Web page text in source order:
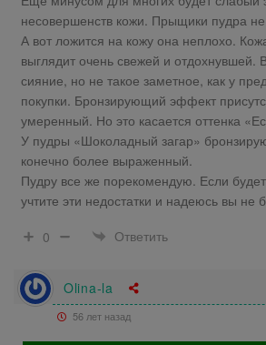
несовершенств кожи. Прыщики пудра не
А вот ложится на кожу она неплохо.
выглядит очень свежей и отдохнувшей.
сияние, но не такое заметное, как у
покупки. Бронзирующий эффект
умеренный. Но это касается оттенка
У пудры «Шоколадный загар»
конечно более выраженный.
Пудру все же порекомендую. Если
учтите эти недостатки и надеюсь вы не
0
Ответить
Olina-la
56 лет назад